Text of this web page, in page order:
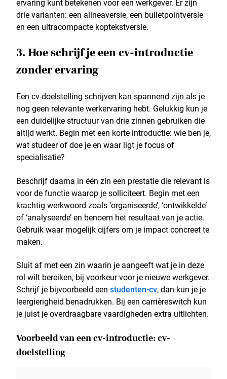
ervaring kunt betekenen voor een werkgever. Er zijn
drie varianten: een alineaversie, een bulletpointversie
en een ultracompacte koptekstversie.
3. Hoe schrijf je een cv-introductie
zonder ervaring
Een cv-doelstelling schrijven kan spannend zijn als je
nog geen relevante werkervaring hebt. Gelukkig kun je
een duidelijke structuur van drie zinnen gebruiken die
altijd werkt. Begin met een korte introductie: wie ben je,
wat studeer of doe je en waar ligt je focus of
specialisatie?
Beschrijf daarna in één zin een prestatie die relevant is
voor de functie waarop je solliciteert. Begin met een
krachtig werkwoord zoals ‘organiseerde’, ‘ontwikkelde’
of ‘analyseerde’ en benoem het resultaat van je actie.
Gebruik waar mogelijk cijfers om je impact concreet te
maken.
Sluit af met een zin waarin je aangeeft wat je in deze
rol wilt bereiken, bij voorkeur voor je nieuwe werkgever.
Schrijf je bijvoorbeeld een studenten-cv, dan kun je je
leergierigheid benadrukken. Bij een carrièreswitch kun
je juist je overdraagbare vaardigheden extra uitlichten.
Voorbeeld van een cv-introductie: cv-
doelstelling